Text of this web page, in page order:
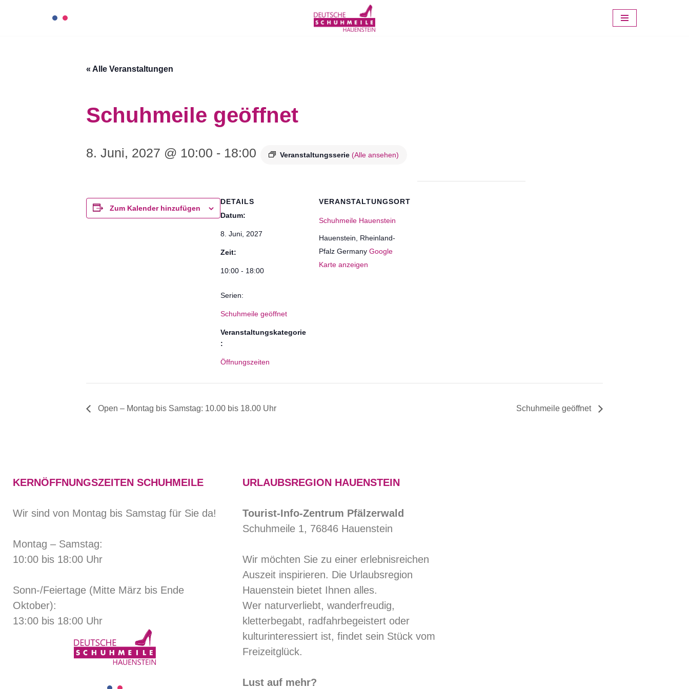
« Alle Veranstaltungen
Schuhmeile geöffnet
8. Juni, 2027 @ 10:00 - 18:00 Veranstaltungsserie (Alle ansehen)
Zum Kalender hinzufügen
DETAILS
Datum:
8. Juni, 2027
Zeit:
10:00 - 18:00
Serien:
Schuhmeile geöffnet
Veranstaltungskategorie
:
Öffnungszeiten
VERANSTALTUNGSORT
Schuhmeile Hauenstein
Hauenstein
Rheinland-
Pfalz Germany Google
Karte anzeigen
Open – Montag bis Samstag: 10.00 bis 18.00 Uhr Schuhmeile geöffnet
KERNÖFFNUNGSZEITEN SCHUHMEILE
Wir sind von Montag bis Samstag für Sie da!
Montag – Samstag:
10:00 bis 18:00 Uhr
Sonn-/Feiertage (Mitte März bis Ende
Oktober):
13:00 bis 18:00 Uhr
URLAUBSREGION HAUENSTEIN
Tourist-Info-Zentrum Pfälzerwald
Schuhmeile 1, 76846 Hauenstein
Wir möchten Sie zu einer erlebnisreichen
Auszeit inspirieren. Die Urlaubsregion
Hauenstein bietet Ihnen alles.
Wer naturverliebt, wanderfreudig,
kletterbegabt, radfahrbegeistert oder
kulturinteressiert ist, findet sein Stück vom
Freizeitglück.
Lust auf mehr?